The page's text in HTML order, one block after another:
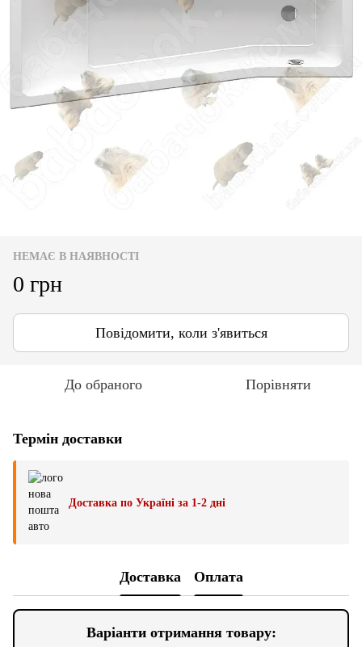
НЕМАЄ В НАЯВНОСТІ
0 грн
Повідомити, коли з'явиться
До обраного Порівняти
Термін доставки
Доставка по Україні за 1-2 дні
Доставка Оплата
Варіанти отримання товару: